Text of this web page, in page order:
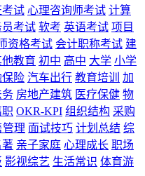
试 心理咨询师考试 计算
员考试 软考 英语考试 项目
资格考试 会计职称考试 建
教育 初中 高中 大学 小学
险 汽车出行 教育培训
加
务 房地产建筑 医疗保健 物
职 OKR-KPI 组织结构 采购
管理 面试技巧 计划总结 综
著 亲子家庭 心理成长 职场
影视综艺 生活常识 体育游